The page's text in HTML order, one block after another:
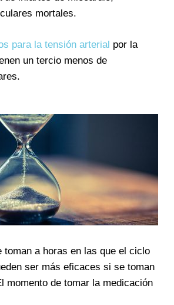
mortales.
para la tensión arterial por la
un tercio menos de
a horas en las que el ciclo
ser más eficaces si se toman
momento de tomar la medicación